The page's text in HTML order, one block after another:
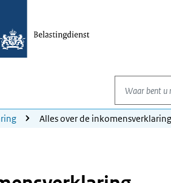
Waar bent
Alles over de inkomensverklaring